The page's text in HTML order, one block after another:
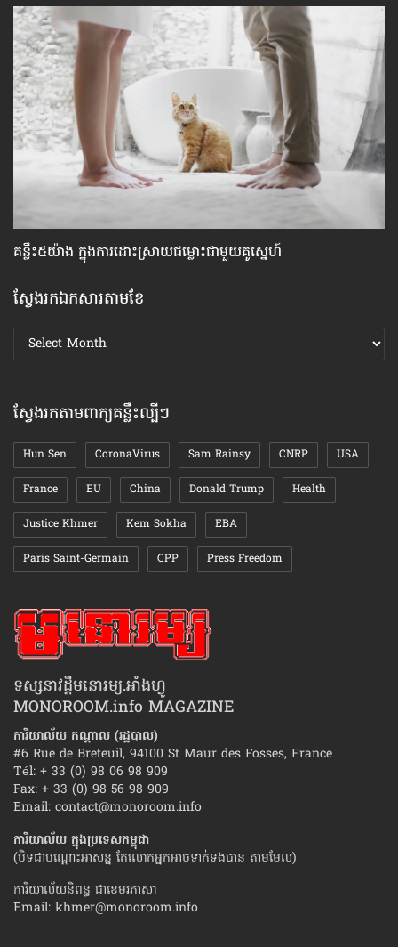
គន្លឹះ៥យ៉ាង ក្នុង​ការដោះស្រាយ​ជម្លោះ​ជាមួយ​គូស្នេហ៍
ស្វែងរកឯកសារតាមខែ
ស្វែងរក
ឯកសារ
ស្វែងរកតាមពាក្យគន្លឹះល្បីៗ
Hun Sen CoronaVirus Sam Rainsy CNRP USA
France EU China Donald Trump Health
Justice Khmer Kem Sokha EBA
Paris Saint-Germain CPP Press Freedom
ទស្សនាវដ្ដីមនោរម្យ.អាំងហ្វូ
MONOROOM.info MAGAZINE
ការិយាល័យ កណ្ដាល (រដ្ឋបាល)
#6 Rue de Breteuil, 94100 St Maur des Fosses, France
Tél: + 33 (0) 98 06 98 909
Fax: + 33 (0) 98 56 98 909
Email: contact@monoroom.info
ការិយាល័យ ក្នុង​ប្រទេស​កម្ពុជា
(បិទជាបណ្ដោះអាសន្ន តែលោកអ្នកអាចទាក់ទងបាន តាមមែល)
ការិយាល័យនិពន្ធ ជាខេមរភាសា
Email: khmer@monoroom.info